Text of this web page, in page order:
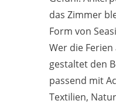
das Zimmer
Form von
Wer die
gestaltet den
passend mit
Textilien,